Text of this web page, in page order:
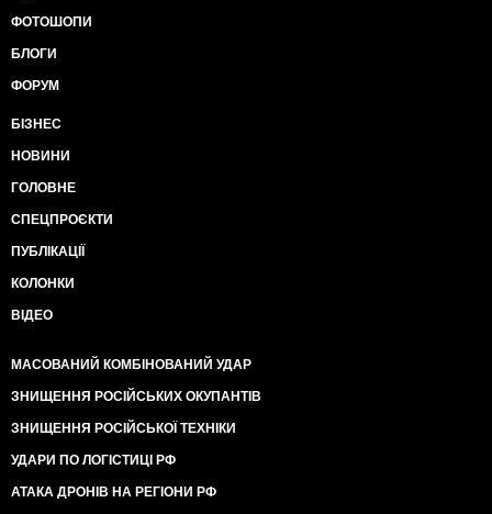
ФОТОШОПИ
БЛОГИ
ФОРУМ
БІЗНЕС
НОВИНИ
ГОЛОВНЕ
СПЕЦПРОЄКТИ
ПУБЛІКАЦІЇ
КОЛОНКИ
ВІДЕО
МАСОВАНИЙ КОМБІНОВАНИЙ УДАР
ЗНИЩЕННЯ РОСІЙСЬКИХ ОКУПАНТІВ
ЗНИЩЕННЯ РОСІЙСЬКОЇ ТЕХНІКИ
УДАРИ ПО ЛОГІСТИЦІ РФ
АТАКА ДРОНІВ НА РЕГІОНИ РФ